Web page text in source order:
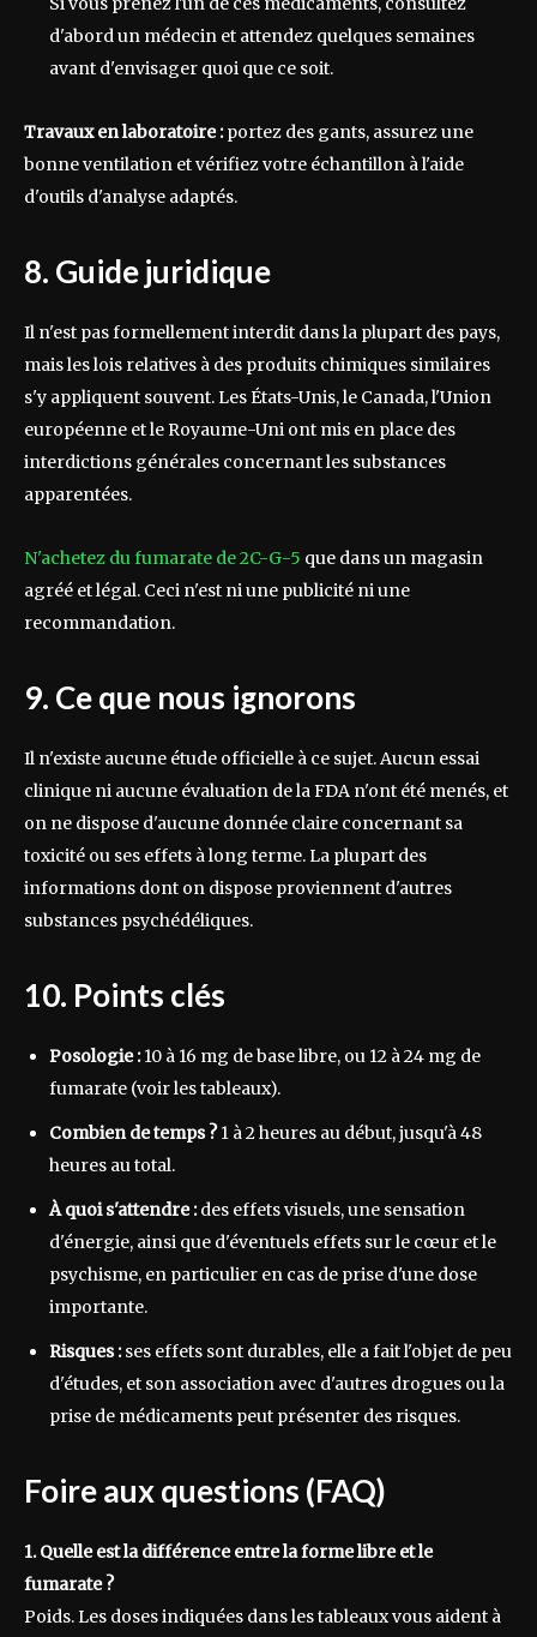
d'abord un médecin et attendez quelques semaines
avant d'envisager quoi que ce soit.
Travaux en laboratoire :portez des gants, assurez une
bonne ventilation et vérifiez votre échantillon à l'aide
d'outils d'analyse adaptés.
8. Guide juridique
Il n'est pas formellement interdit dans la plupart des pays,
mais les lois relatives à des produits chimiques similaires
s'y appliquent souvent. Les États-Unis, le Canada, l'Union
européenne et le Royaume-Uni ont mis en place des
interdictions générales concernant les substances
apparentées.
N'achetez du fumarate de 2C-G-5 que dans un magasin
agréé et légal. Ceci n'est ni une publicité ni une
recommandation.
9. Ce que nous ignorons
Il n'existe aucune étude officielle à ce sujet. Aucun essai
clinique ni aucune évaluation de la FDA n'ont été menés, et
on ne dispose d'aucune donnée claire concernant sa
toxicité ou ses effets à long terme. La plupart des
informations dont on dispose proviennent d'autres
substances psychédéliques.
10. Points clés
Posologie :10 à 16 mg de base libre, ou 12 à 24 mg de
fumarate (voir les tableaux).
Combien de temps ?1 à 2 heures au début, jusqu'à 48
heures au total.
À quoi s'attendre :des effets visuels, une sensation
d'énergie, ainsi que d'éventuels effets sur le cœur et le
psychisme, en particulier en cas de prise d'une dose
importante.
Risques :ses effets sont durables, elle a fait l'objet de peu
d'études, et son association avec d'autres drogues ou la
prise de médicaments peut présenter des risques.
Foire aux questions (FAQ)
1. Quelle est la différence entre la forme libre et le
fumarate ?
Poids. Les doses indiquées dans les tableaux vous aident à